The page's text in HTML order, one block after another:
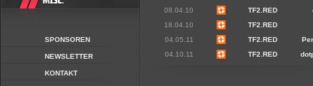
SPONSOREN
NEWSLETTER
KONTAKT
08.04.10
TF2.RED
18.04.10
TF2.RED
04.05.11
TF2.RED
04.10.11
TF2.RED